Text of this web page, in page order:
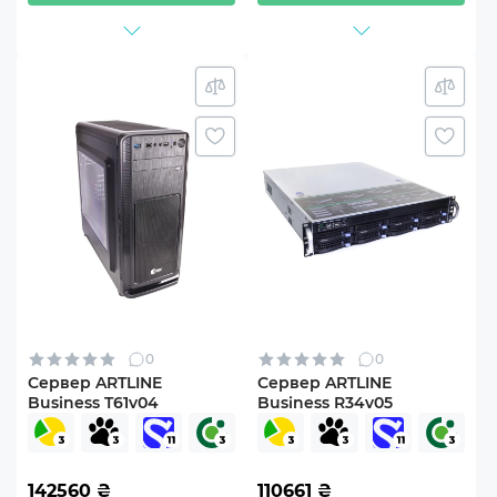
0
Сервер ARTLINE
Business T61v04
142560 ₴
0
Сервер ARTLINE
Business R34v05
110661 ₴